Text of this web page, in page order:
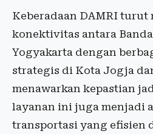
Keberadaan DAMRI turut
konektivitas antara
Yogyakarta dengan
strategis di Kota Jogja
menawarkan kepastian
layanan ini juga menjadi
transportasi yang efisien